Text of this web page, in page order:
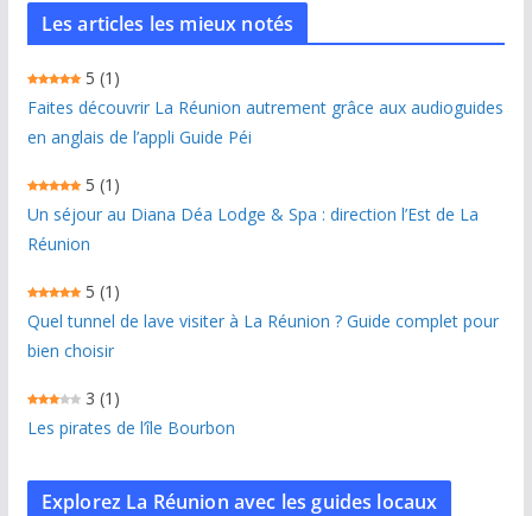
Les articles les mieux notés
5 (1)
Faites découvrir La Réunion autrement grâce aux audioguides
en anglais de l’appli Guide Péi
5 (1)
Un séjour au Diana Déa Lodge & Spa : direction l’Est de La
Réunion
5 (1)
Quel tunnel de lave visiter à La Réunion ? Guide complet pour
bien choisir
3 (1)
Les pirates de l’île Bourbon
Explorez La Réunion avec les guides locaux